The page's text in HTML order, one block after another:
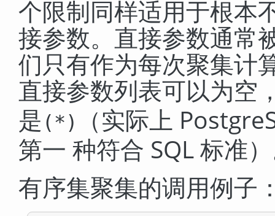
个限制同样适用于根本
接参数。直接参数通常
们只有作为每次聚集计
直接参数列表可以为空
是 (*) （实际上
第一 种符合 SQL 标准
有序集聚集的调用例子